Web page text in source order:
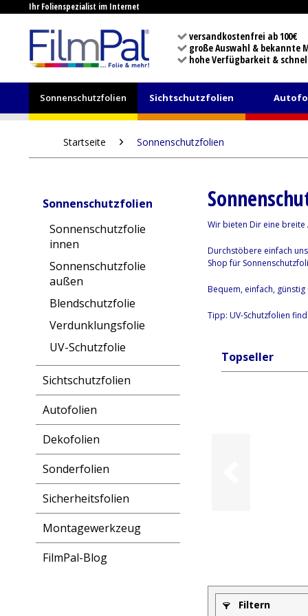
Ihr Folienspezialist im Internet
versandkostenfrei ab 100€
große Auswahl & bekannte
hohe Verfügbarkeit &
Sonnenschutzfolien Sichtschutzfolien
Startseite Sonnenschutzfolien
Sonnenschutzfolien
Sonnenschutzfolie
innen
Sonnenschutzfolie
außen
Blendschutzfolie
Verdunklungsfolie
UV-Schutzfolie
Sichtschutzfolien
Autofolien
Dekofolien
Sonderfolien
Sicherheitsfolien
Montagewerkzeug
FilmPal-Blog
Wir bieten Dir eine breite
Durchstöbere einfach
Shop für
Bequem, einfach,
Tipp: UV-Schutzfolien
Topseller
Filtern